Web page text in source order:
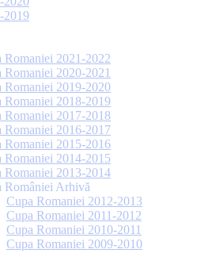
2019
Romaniei 2021-2022
Romaniei 2020-2021
Romaniei 2019-2020
Romaniei 2018-2019
Romaniei 2017-2018
Romaniei 2016-2017
Romaniei 2015-2016
Romaniei 2014-2015
Romaniei 2013-2014
României Arhivă
Cupa Romaniei 2012-2013
Cupa Romaniei 2011-2012
Cupa Romaniei 2010-2011
Cupa Romaniei 2009-2010